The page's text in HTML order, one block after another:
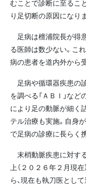
むことで診断に至るこ
り足切断の原因になり
足病は檀浦院長が得
る医師は数少ない。こ
病の患者を道内外から
足病や循環器疾患の
を調べる「ＡＢＩ」な
により足の動脈が細く
テル治療も実施。自身
で足病の診療に長らく
末梢動脈疾患に対す
上（２０２６年２月現
ら、現在も執刀医とし